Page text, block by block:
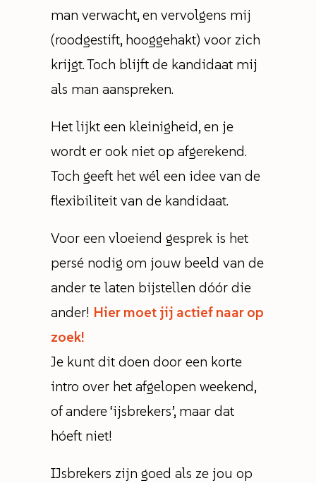
man verwacht, en vervolgens mij
(roodgestift, hooggehakt) voor zich
krijgt. Toch blijft de kandidaat mij
als man aanspreken.
Het lijkt een kleinigheid, en je
wordt er ook niet op afgerekend.
Toch geeft het wél een idee van de
flexibiliteit van de kandidaat.
Voor een vloeiend gesprek is het
persé nodig om jouw beeld van de
ander te laten bijstellen dóór die
ander! Hier moet jij actief naar op
zoek!
Je kunt dit doen door een korte
intro over het afgelopen weekend,
of andere ‘ijsbrekers’, maar dat
hóeft niet!
IJsbrekers zijn goed als ze jou op